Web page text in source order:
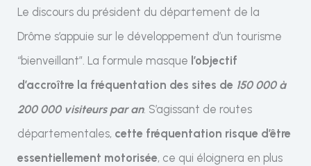
Le discours du président du département de la
Drôme s’appuie sur le développement d’un tourisme
“bienveillant”. La formule masque l’objectif
d’accroître la fréquentation des sites de 150 000 à
200 000 visiteurs par an. S’agissant de routes
départementales, cette fréquentation risque d’être
essentiellement motorisée, ce qui éloignera en plus